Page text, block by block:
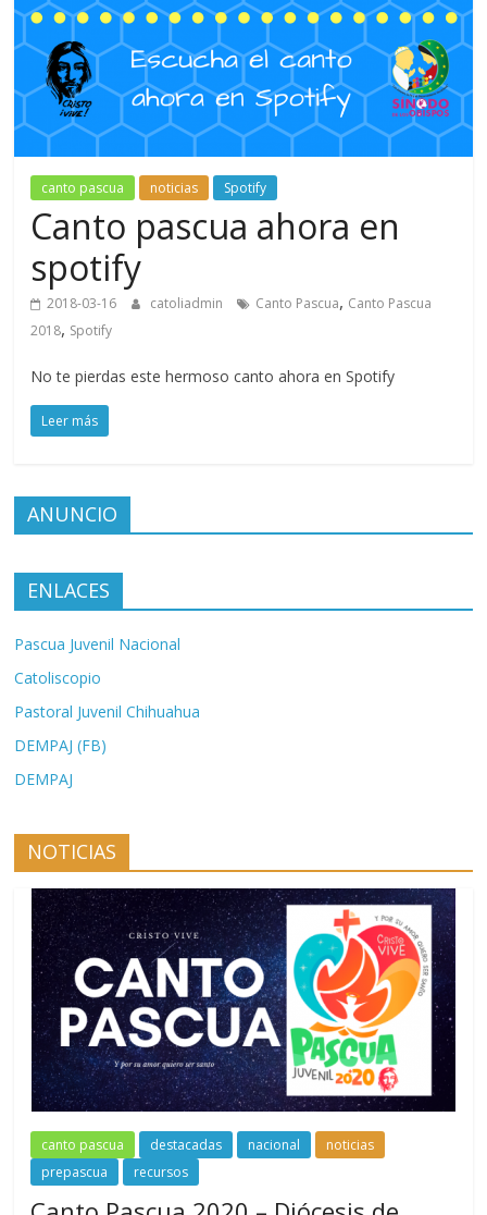
canto pascua noticias Spotify
Canto pascua ahora en
spotify
2018-03-16 catoliadmin Canto Pascua, Canto Pascua
2018, Spotify
No te pierdas este hermoso canto ahora en Spotify
Leer más
ANUNCIO
ENLACES
Pascua Juvenil Nacional
Catoliscopio
Pastoral Juvenil Chihuahua
DEMPAJ (FB)
DEMPAJ
NOTICIAS
canto pascua destacadas nacional
noticias
prepascua
recursos